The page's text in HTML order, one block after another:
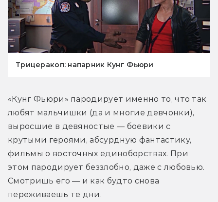
Трицеракоп: напарник Кунг Фьюри
«Кунг Фьюри» пародирует именно то, что так
любят мальчишки (да и многие девчонки),
выросшие в девяностые — боевики с
крутыми героями, абсурдную фантастику,
фильмы о восточных единоборствах. При
этом пародирует беззлобно, даже с любовью.
Смотришь его — и как будто снова
переживаешь те дни.